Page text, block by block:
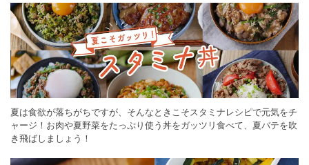
夏は食欲が落ちがちですが、そんなときこそスタミナレシピで元気をチ
ャージ！お肉や夏野菜をたっぷり使う丼をガッツリ食べて、夏バテを吹
き飛ばしましょう！